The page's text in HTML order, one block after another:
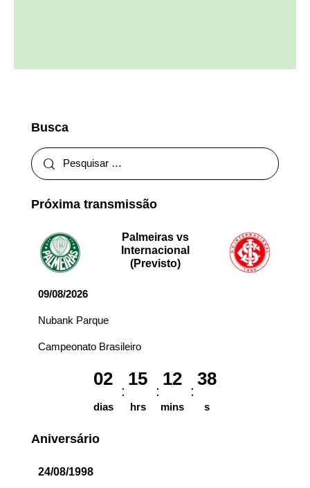
Busca
Próxima transmissão
Palmeiras vs
Internacional
(Previsto)
09/08/2026
Nubank Parque
Campeonato Brasileiro
02
dias
15
hrs
12
mins
38
s
Aniversário
24/08/1998